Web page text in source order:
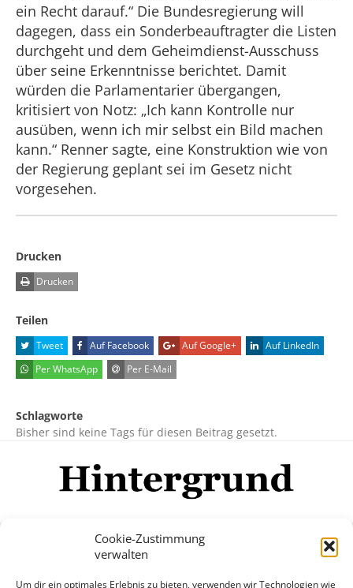
Cookie-Zustimmung
verwalten
Um dir ein optimales Erlebnis zu bieten, verwenden wir Technologien wie
ein Recht darauf.“ Die Bundesregierung will
dagegen, dass ein Sonderbeauftragter die Listen
durchgeht und dem Geheimdienst-Ausschuss
über seine Erkenntnisse berichtet. Damit
würden die Parlamentarier übergangen,
kritisiert von Notz: „Ich kann Kontrolle nur
ausüben, wenn ich mir selbst ein Bild machen
kann.“ Renner sagte, eine Konstruktion wie von
der Regierung geplant sei im Gesetz nicht
vorgesehen.
Drucken
Drucken
Teilen
Tweet Auf Facebook Auf Google+
Auf LinkedIn
Per WhatsApp
Per E-Mail
Schlagworte
Bisher sind keine Tags für diesen Beitrag gesetzt.